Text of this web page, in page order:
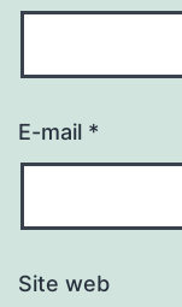
E-mail *
Site web